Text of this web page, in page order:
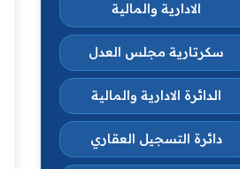
الادارية والمالية
سكرتارية مجلس العدل
الدائرة الادارية والمالية
دائرة التسجيل العقاري